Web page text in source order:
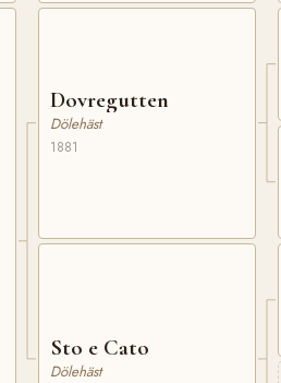
Dovregutten
Dölehäst
1881
Sto e Cato
Dölehäst